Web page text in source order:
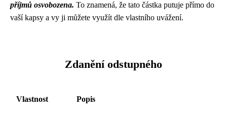
příjmů osvobozena. To znamená, že tato částka putuje přímo do
vaší kapsy a vy ji můžete využít dle vlastního uvážení.
Zdanění odstupného
Vlastnost Popis